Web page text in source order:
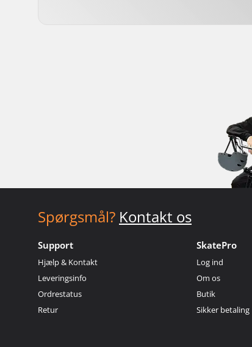
Spørgsmål? Kontakt os
Support
Hjælp & Kontakt
Leveringsinfo
Ordrestatus
Retur
SkatePro
Log ind
Om os
Butik
Sikker betaling